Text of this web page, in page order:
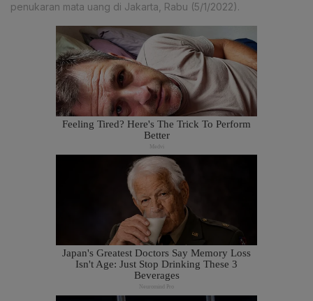
penukaran mata uang di Jakarta, Rabu (5/1/2022).